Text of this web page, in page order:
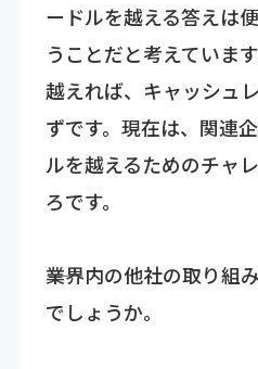
ードルを越える答えは
うことだと考えていま
越えれば、キャッシュ
ずです。現在は、関連
ルを越えるためのチャ
ろです。
――業界内の他社の取り
でしょうか。